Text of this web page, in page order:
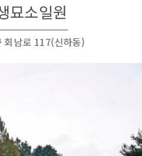
묘소일원
회남로 117(신하동)